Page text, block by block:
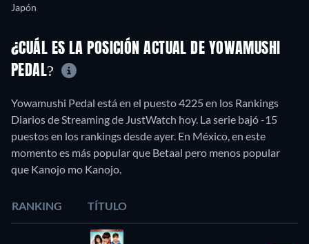
Japón
¿CUÁL ES LA POSICIÓN ACTUAL DE YOWAMUSHI
PEDAL?
Yowamushi Pedal está en el puesto 4225 en los Rankings
Diarios de Streaming de JustWatch hoy. La serie bajó -15
puestos en los rankings desde ayer. En México, en este
momento es más popular que Betaal pero menos popular
que Kanojo mo Kanojo.
RANKING TÍTULO